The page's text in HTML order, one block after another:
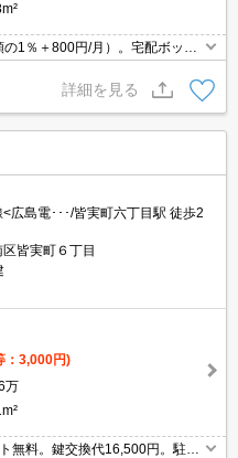
1％＋800円/月）。宅配ボック
暖房便座。エアコン1基付き。T
詳細を見る
広島電･･･/皆実町六丁目駅 徒歩2
皆実町６丁目
：3,000円)
万
無料。鍵交換代16,500円。駐輪